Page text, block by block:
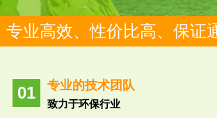
专业高效、性价比高、保证
专业的技术团队
致力于环保行业